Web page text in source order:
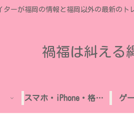
ターが福岡の情報と福岡以外の最新のト
禍福は糾える
スマホ・iPhone・格安SIM ゲ